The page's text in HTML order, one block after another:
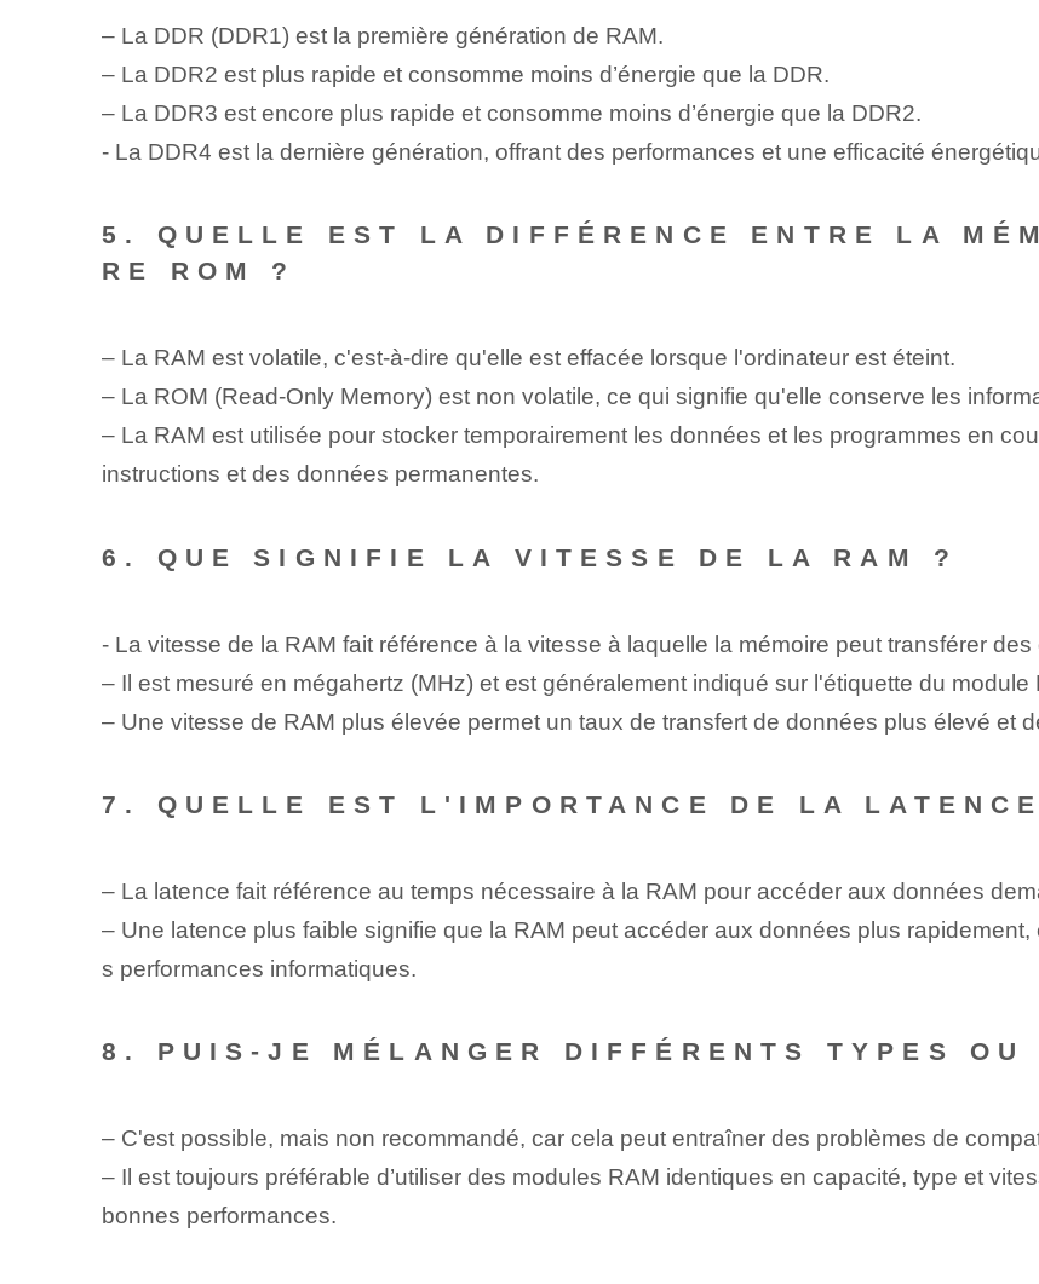
– La DDR (DDR1) est la première génération de RAM.
– La DDR2 est plus rapide et consomme moins d’énergie que la DDR.
– La DDR3 est encore plus rapide et consomme moins d’énergie que la DDR2.
-⁤ La DDR4 est la ⁤dernière⁤ génération, offrant des ⁤performances et une efficacité
5. QUELLE EST LA DIFFÉRENCE ENTRE LA
RE ROM ?
– La ‌RAM est⁢ volatile, c'est-à-dire qu'elle est effacée lorsque l'ordinateur⁢ est éteint.
– La ROM (Read-Only Memory) est non volatile, ce qui signifie qu'elle conserve les
– La RAM est utilisée pour stocker temporairement les données et les programmes en
instructions et des données permanentes.
6. QUE SIGNIFIE LA VITESSE DE LA RAM ?
-‌ La vitesse de la RAM fait référence à la vitesse à laquelle⁤ la mémoire peut transférer des
– Il est mesuré en mégahertz (MHz) et est généralement indiqué sur l'étiquette du module
– Une vitesse de RAM plus élevée permet un taux de transfert de données plus élevé et
7. QUELLE EST L'IMPORTANCE DE LA
– La latence fait référence au temps nécessaire à la RAM pour accéder aux données
– Une latence plus faible signifie que la RAM peut accéder aux données plus
s performances informatiques.
8. PUIS-JE MÉLANGER DIFFÉRENTS TYPES OU
– C'est possible, mais non recommandé, car cela peut entraîner des problèmes de
– Il est toujours préférable d’utiliser des modules RAM identiques en capacité, type et
bonnes performances.